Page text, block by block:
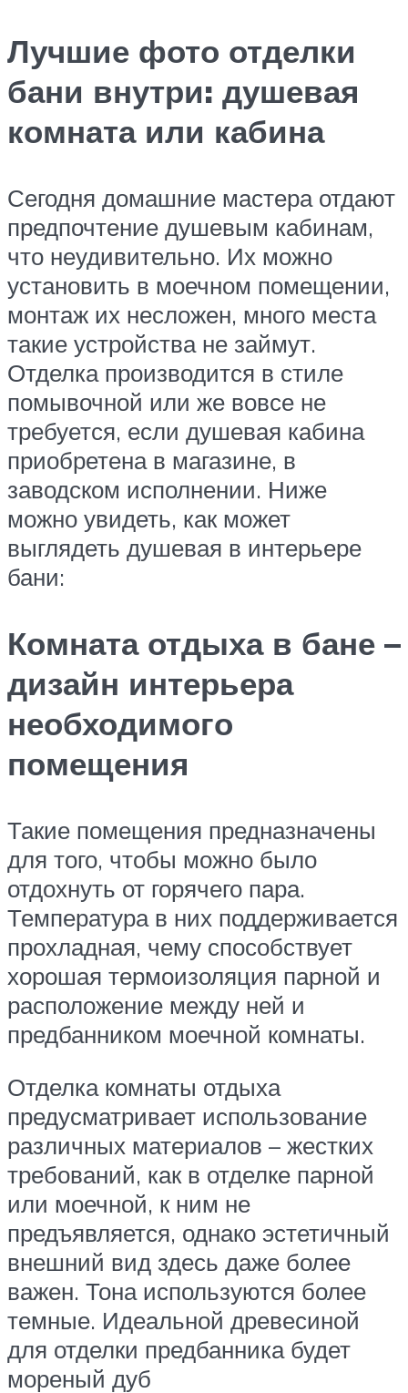
Лучшие фото отделки
бани внутри: душевая
комната или кабина
Сегодня домашние мастера отдают
предпочтение душевым кабинам,
что неудивительно. Их можно
установить в моечном помещении,
монтаж их несложен, много места
такие устройства не займут.
Отделка производится в стиле
помывочной или же вовсе не
требуется, если душевая кабина
приобретена в магазине, в
заводском исполнении. Ниже
можно увидеть, как может
выглядеть душевая в интерьере
бани:
Комната отдыха в бане –
дизайн интерьера
необходимого
помещения
Такие помещения предназначены
для того, чтобы можно было
отдохнуть от горячего пара.
Температура в них поддерживается
прохладная, чему способствует
хорошая термоизоляция парной и
расположение между ней и
предбанником моечной комнаты.
Отделка комнаты отдыха
предусматривает использование
различных материалов – жестких
требований, как в отделке парной
или моечной, к ним не
предъявляется, однако эстетичный
внешний вид здесь даже более
важен. Тона используются более
темные. Идеальной древесиной
для отделки предбанника будет
мореный дуб